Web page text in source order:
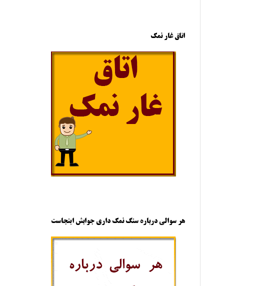
اتاق غار نمک
هر سوالی درباره سنگ نمک داری جوابش اینجاست